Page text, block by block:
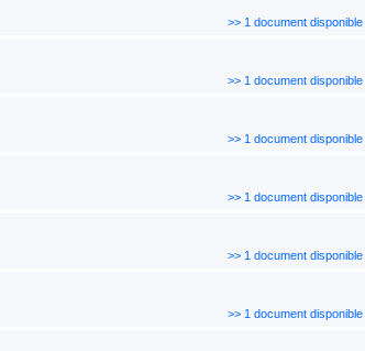
>> 1 document disponible
>> 1 document disponible
>> 1 document disponible
>> 1 document disponible
>> 1 document disponible
>> 1 document disponible